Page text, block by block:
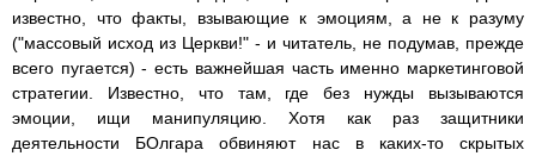
известно, что факты, взывающие к эмоциям, а не к разуму
("массовый исход из Церкви!" - и читатель, не подумав, прежде
всего пугается) - есть важнейшая часть именно маркетинговой
стратегии. Известно, что там, где без нужды вызываются
эмоции, ищи манипуляцию. Хотя как раз защитники
деятельности БОлгара обвиняют нас в каких-то скрытых